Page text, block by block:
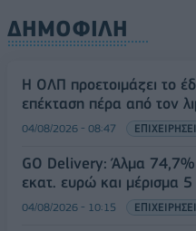
ΔΗΜΟΦΙΛΗ
H ΟΛΠ προετοιμάζει το
επέκταση πέρα από τον
04/08/2026 - 08:47
GO Delivery: Άλμα 74,7%
εκατ. ευρώ και μέρισμα
04/08/2026 - 10:15